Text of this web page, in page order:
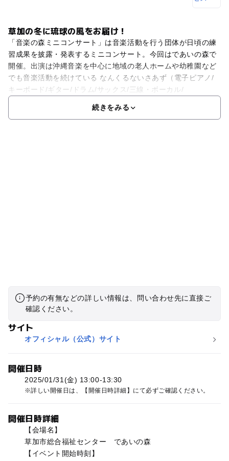
草加の冬に琉球の風をお届け！
「音楽の森ミニコンサート」は音楽活動を行う団体が日頃の練
習成果を披露・発表するミニコンサート。今回はであいの森で
開催。出演は沖縄音楽を中心に地域の老人ホームや幼稚園など
でも音楽活動を続けている なんくるないさあず（電子ピアノ/
キーボード/ギター/ドラム/サックス/三線・ボーカル/
続きをみる
予約の有無などの詳しい情報は、問い合わせ先に直接ご
確認ください。
サイト
オフィシャル（公式）サイト
開催日時
2025/01/31(金) 13:00-13:30
詳しい開催日は、【開催日時詳細】にて必ずご確認ください。
開催日時詳細
【会場名】
草加市総合福祉センター であいの森
【イベント開始時刻】